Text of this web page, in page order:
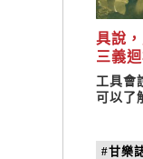
具說
三義
工具會
可以了
#甘樂